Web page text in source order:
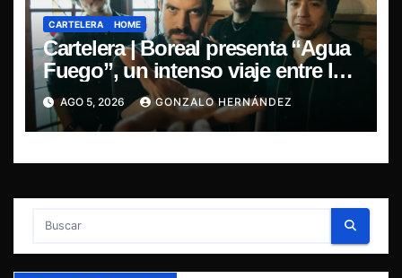
CARTELERA HOME
Cartelera | Boreal presenta “Agua
Fuego”, un intenso viaje entre la
pasión y la desilusión
AGO 5, 2026 GONZALO HERNÁNDEZ